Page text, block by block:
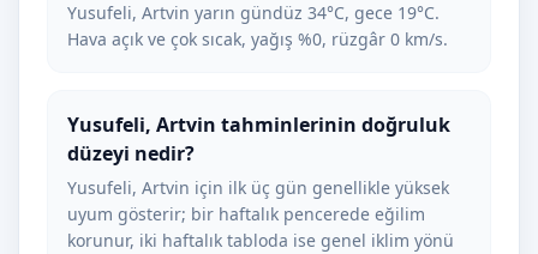
Yusufeli, Artvin yarın gündüz 34°C, gece 19°C.
Hava açık ve çok sıcak, yağış %0, rüzgâr 0 km/s.
Yusufeli, Artvin tahminlerinin doğruluk
düzeyi nedir?
Yusufeli, Artvin için ilk üç gün genellikle yüksek
uyum gösterir; bir haftalık pencerede eğilim
korunur, iki haftalık tabloda ise genel iklim yönü